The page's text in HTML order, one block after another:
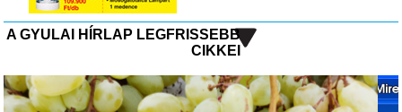
A GYULAI HÍRLAP LEGFRISSEBB
CIKKEI